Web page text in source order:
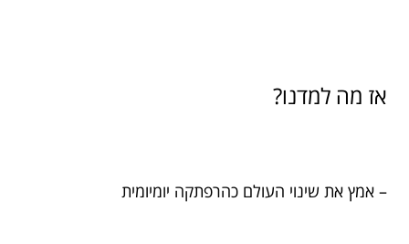
אז מה למדנו?
– אמץ את שינוי העולם כהרפתקה יומיומית